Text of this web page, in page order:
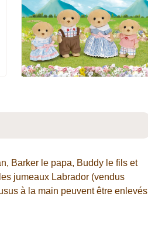
Barker le papa, Buddy le fils et
jumeaux Labrador (vendus
à la main peuvent être enlevés